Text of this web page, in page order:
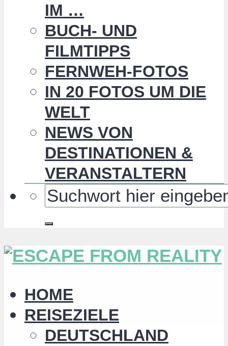
IM …
BUCH- UND
FILMTIPPS
FERNWEH-FOTOS
IN 20 FOTOS UM DIE
WELT
NEWS VON
DESTINATIONEN &
VERANSTALTERN
HOME
REISEZIELE
DEUTSCHLAND